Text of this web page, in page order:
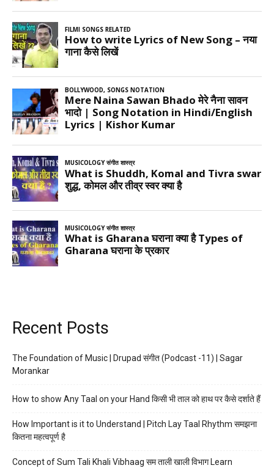
Recent Posts
The Foundation of Music | Drupad संगीत (Podcast -11) | Sagar
Morankar
How to show Any Taal on your Hand किसी भी ताल को हाथ पर कैसे दर्शाते हैं
How Important is it to Understand | Pitch Lay Taal Rhythm समझना
कितना महत्वपूर्ण है
Concept of Sum Tali Khali Vibhaag सम ताली खाली विभाग Learn